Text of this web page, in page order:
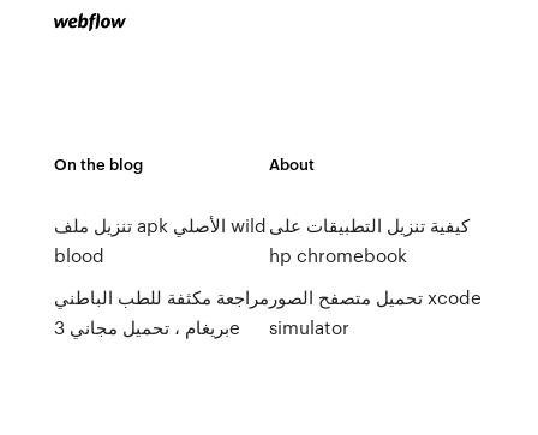
On the blog
تنزيل ملف apk الأصلي wild
blood
مراجعة مكثفة للطب الباطني
بريغام ، تحميل مجاني 3e
About
كيفية تنزيل التطبيقات على
hp chromebook
تحميل متصفح الصور xcode
simulator